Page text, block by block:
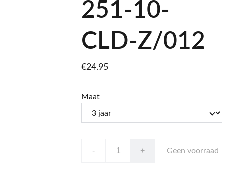
251-10-
CLD-Z/012
€24.95
Maat
- + Geen voorraad